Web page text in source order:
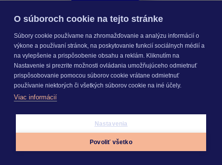
Online Cenníková databáza
O súboroch cookie na tejto stránke
Súbory cookie používame na zhromažďovanie a analýzu informácií o
výkone a používaní stránok, na poskytovanie funkcií sociálnych médií a
na vylepšenie a prispôsobenie obsahu a reklám. Kliknutím na
Nastavenie si prezrite možnosti ovládania umožňujúceho odmietnuť
prispôsobovanie pomocou súborov cookie vrátane odmietnuť
používanie niektorých či všetkých súborov cookie na iné účely.
Viac informácií
Nastavenia
Povoliť všetko